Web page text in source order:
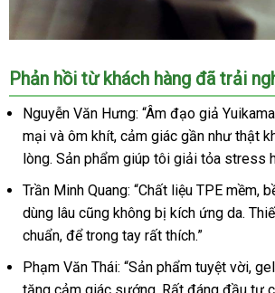
Âm
đạo
giả
cầm
tay
Yuikamachi
mềm
mại
tiện
dụng
kích
thích
Phản hồi từ khách hàng đã trải
Nguyễn Văn Hưng: “Âm đạo giả
mại và ôm khít, cảm giác gần như thật
lòng. Sản phẩm giúp tôi giải tỏa stress
Trần Minh Quang: “Chất liệu TPE mềm,
dùng lâu cũng không bị kích ứng da.
chuẩn, để trong tay rất thích.”
Phạm Văn Thái: “Sản phẩm tuyệt vời,